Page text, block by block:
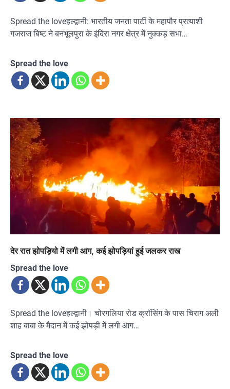
Spread the loveहल्द्वानी: भारतीय जनता पार्टी के महापौर प्रत्याशी
गजराज बिष्ट ने बनभूलपुरा के इंदिरा नगर क्षेत्र में नुक्कड़ सभा…
Spread the love
देर रात झोपड़ियो में लगी आग, कई झोपड़ियां हुई जलकर राख
Spread the love
Spread the loveहल्द्वानी। चोरगलिया रोड क्रॉसिंग के पास चिराग अली
शाह बाबा के मैदान में कई झोपड़ी में लगी आग…
Spread the love